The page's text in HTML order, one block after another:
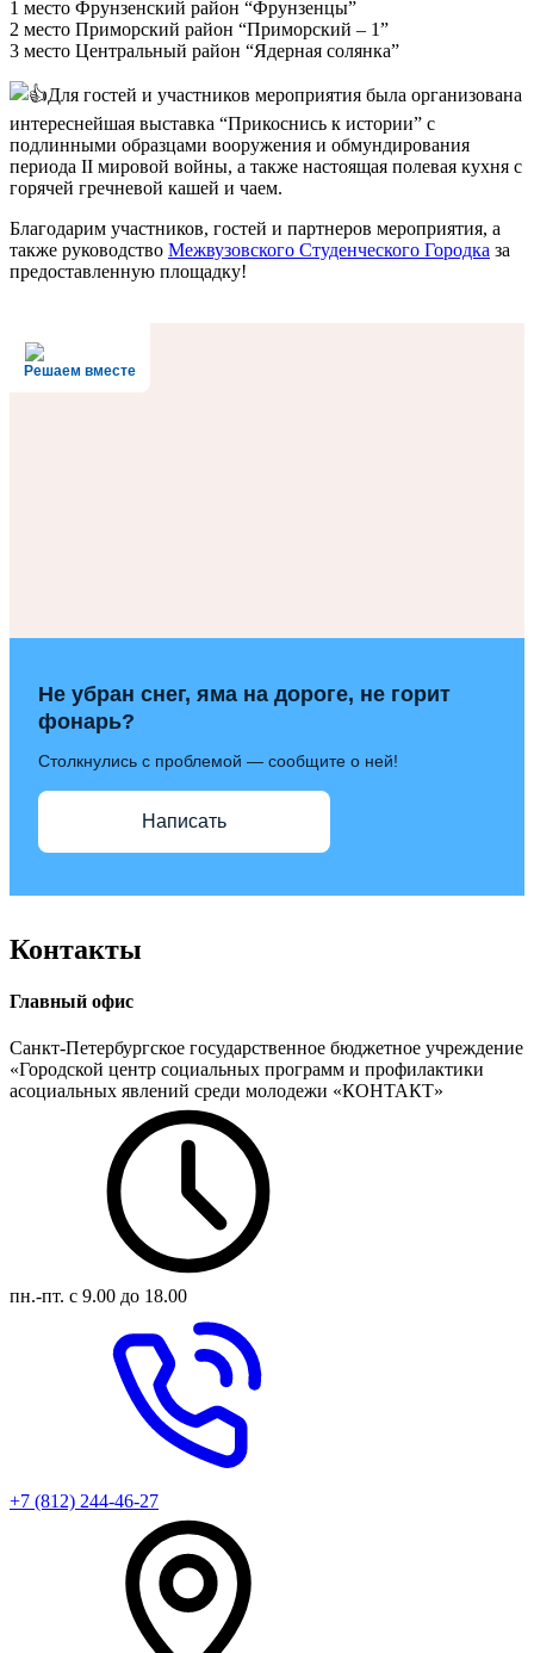
1 место Фрунзенский район “Фрунзенцы”
2 место Приморский район “Приморский – 1”
3 место Центральный район “Ядерная солянка”
Для гостей и участников мероприятия была организована
интереснейшая выставка “Прикоснись к истории” с
подлинными образцами вооружения и обмундирования
периода II мировой войны, а также настоящая полевая кухня с
горячей гречневой кашей и чаем.
Благодарим участников, гостей и партнеров мероприятия, а
также руководство Межвузовского Студенческого Городка за
предоставленную площадку!
Решаем вместе
Не убран снег, яма на дороге, не горит
фонарь?
Столкнулись с проблемой — сообщите о ней!
Написать
Контакты
Главный офис
Санкт-Петербургское государственное бюджетное учреждение
«Городской центр социальных программ и профилактики
асоциальных явлений среди молодежи «КОНТАКТ»
пн.-пт. с 9.00 до 18.00
+7 (812) 244-46-27